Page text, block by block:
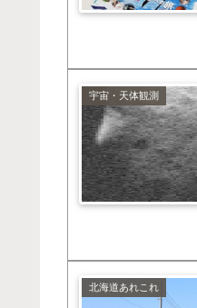
宇宙・天体観測
北海道あれこれ